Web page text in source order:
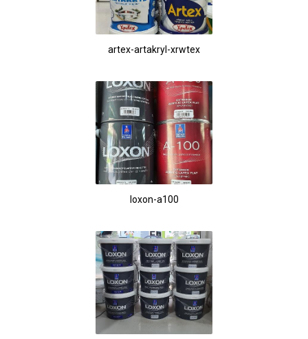
artex-artakryl-xrwtex
loxon-a100